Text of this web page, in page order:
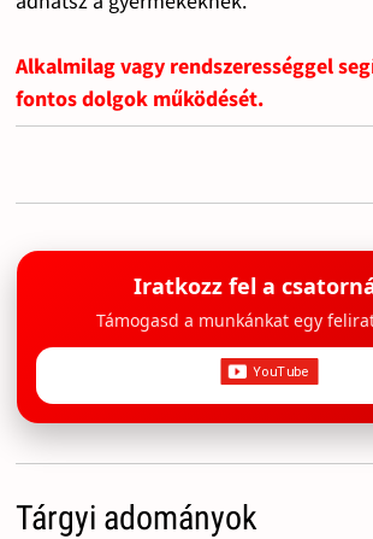
Alkalmilag vagy rendszerességgel
fontos dolgok működését.
Iratkozz fel a
Támogasd a munkánkat egy
Tárgyi adományok